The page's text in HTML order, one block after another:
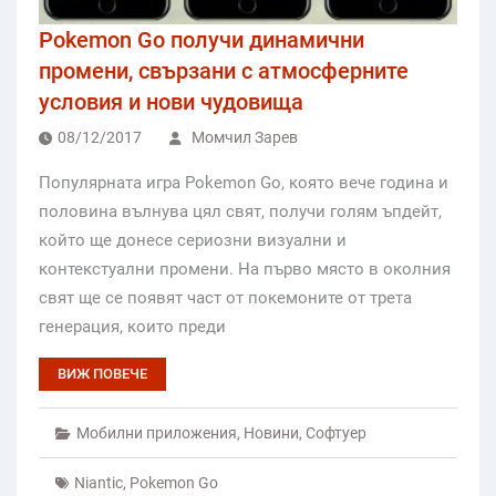
Pokemon Go получи динамични
промени, свързани с атмосферните
условия и нови чудовища
08/12/2017 Момчил Зарев
Популярната игра Pokemon Go, която вече година и
половина вълнува цял свят, получи голям ъпдейт,
който ще донесе сериозни визуални и
контекстуални промени. На първо място в околния
свят ще се появят част от покемоните от трета
генерация, които преди
ВИЖ ПОВЕЧЕ
Мобилни приложения, Новини, Софтуер
Niantic, Pokemon Go